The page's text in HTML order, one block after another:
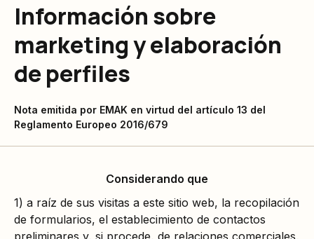
Información sobre
marketing y elaboración
de perfiles
Nota emitida por EMAK en virtud del artículo 13 del
Reglamento Europeo 2016/679
Considerando que
1) a raíz de sus visitas a este sitio web, la recopilación
de formularios, el establecimiento de contactos
preliminares y, si procede, de relaciones comerciales,